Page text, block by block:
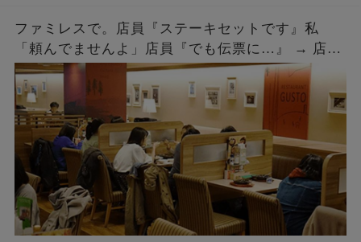
ファミレスで。店員『ステーキセットです』私
「頼んでませんよ」店員『でも伝票に…』 → 店員
『５２００円です』私「は？」店員『伝票に～』
→ 結果…